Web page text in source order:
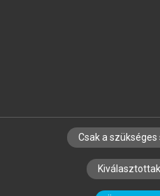
SZERZŐKNEK
SZERKESZTÉSI ÉS
Csak a